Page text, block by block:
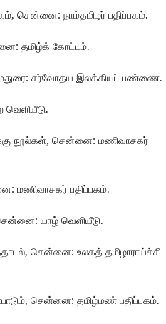
சென்னை: நாம்தமிழர் பதிப்பகம்.
தமிழ்க் கோட்டம்.
மதுரை: சர்வோதய இலக்கியப் பண்ணை.
நூல்கள், சென்னை: மணிவாசகர்
மணிவாசகர் பதிப்பகம்.
யாழ் வெளியீடு.
சென்னை: உலகத் தமிழாராய்ச்சி
சென்னை: தமிழ்மண் பதிப்பகம்.